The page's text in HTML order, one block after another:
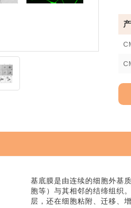
基底膜是由连续的细胞外基
胞等）与其相邻的结缔组织
层，还在细胞粘附、迁移、